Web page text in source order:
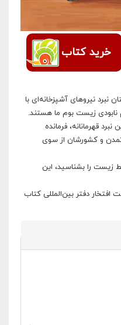
خرید کتاب
نبرد نیروهای آشپزخانه‌ای با
زیست بوم ما هستند.
قهرمانانه، فرمانده
و كشورشان از سوی
زیست را بشناسید، این
١۹۹۴ در فهرست افتخار دفتر بین‌المللی كتاب